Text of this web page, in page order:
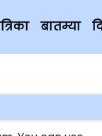
बातम्या